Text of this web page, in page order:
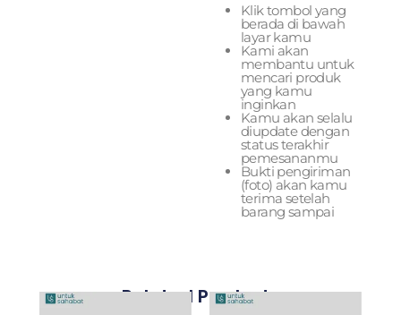
Klik tombol yang
berada di bawah
layar kamu
Kami akan
membantu untuk
mencari produk
yang kamu
inginkan
Kamu akan selalu
diupdate dengan
status terakhir
pemesananmu
Bukti pengiriman
(foto) akan kamu
terima setelah
barang sampai
Related Products